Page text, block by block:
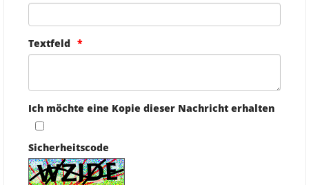
Textfeld
Ich möchte eine Kopie dieser Nachricht erhalten
Sicherheitscode